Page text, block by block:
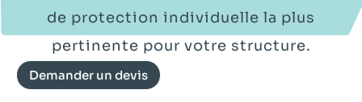
de protection individuelle la plus
pertinente pour votre structure.
Demander un devis